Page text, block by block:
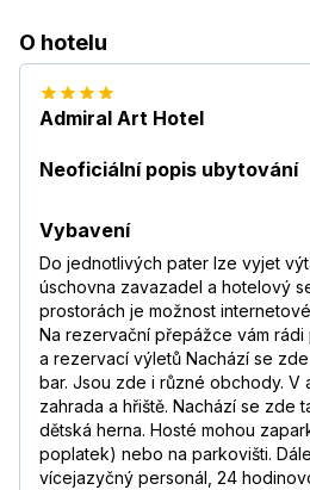
O hotelu
Admiral Art Hotel
Neoficiální popis ubytování
Vybavení
Do jednotlivých pater lze vyjet
úschovna zavazadel a hotelový
prostorách je možnost
Na rezervační přepážce vám rádi
a rezervací výletů Nachází se
bar. Jsou zde i různé obchody. V
zahrada a hřiště. Nachází se zde
dětská herna. Hosté mohou
poplatek) nebo na parkovišti.
vícejazyčný personál, 24